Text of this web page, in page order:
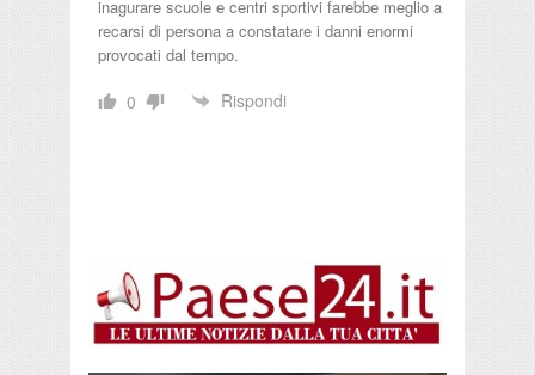
inagurare scuole e centri sportivi farebbe meglio a
recarsi di persona a constatare i danni enormi
provocati dal tempo.
0 Rispondi